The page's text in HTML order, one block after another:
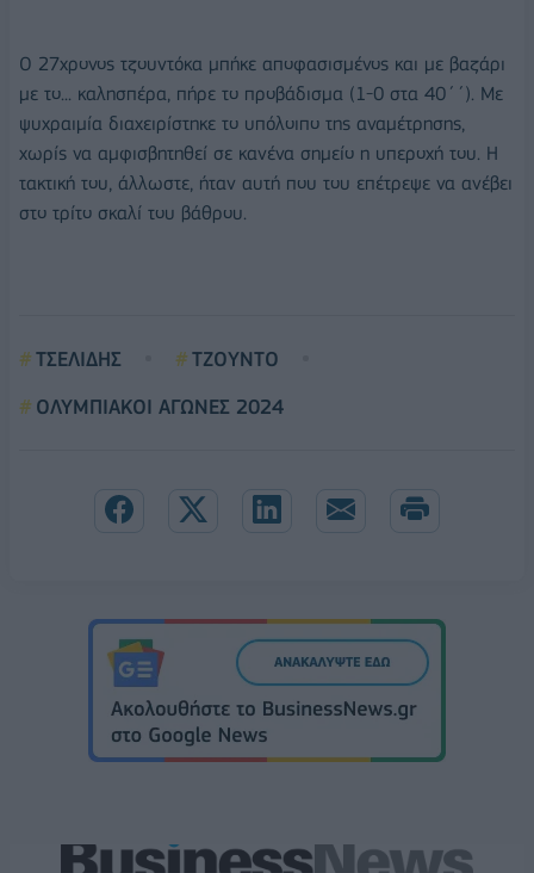
O 27χρονος τζουντόκα μπήκε αποφασισμένος και με βαζάρι
με το... καλησπέρα, πήρε το προβάδισμα (1-0 στα 40΄΄). Με
ψυχραιμία διαχειρίστηκε το υπόλοιπο της αναμέτρησης,
χωρίς να αμφισβητηθεί σε κανένα σημείο η υπεροχή του. Η
τακτική του, άλλωστε, ήταν αυτή που του επέτρεψε να ανέβει
στο τρίτο σκαλί του βάθρου.
ΤΣΕΛΙΔΗΣ
ΤΖΟΥΝΤΟ
ΟΛΥΜΠΙΑΚΟΙ ΑΓΩΝΕΣ 2024